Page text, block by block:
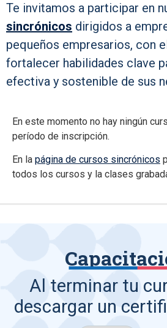
Te invitamos a participar en
sincrónicos dirigidos a
pequeños empresarios, con
fortalecer habilidades clave
efectiva y sostenible de sus
En este momento no hay ningún
período de inscripción.
En la página de cursos sincrónicos
todos los cursos y la clases
Al terminar tu
descargar un